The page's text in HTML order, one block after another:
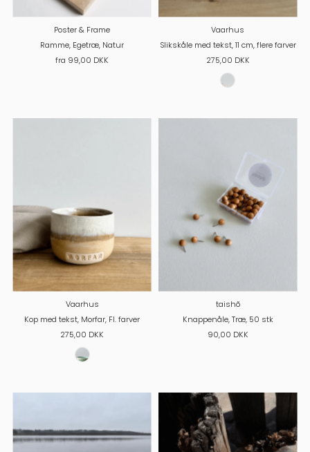
Poster & Frame
Ramme, Egetræ, Natur
fra 99,00 DKK
Vaarhus
Slikskåle med tekst, 11 cm, flere farver
275,00 DKK
Vaarhus
Kop med tekst, Morfar, Fl. farver
275,00 DKK
taishõ
Knappenåle, Træ, 50 stk
90,00 DKK